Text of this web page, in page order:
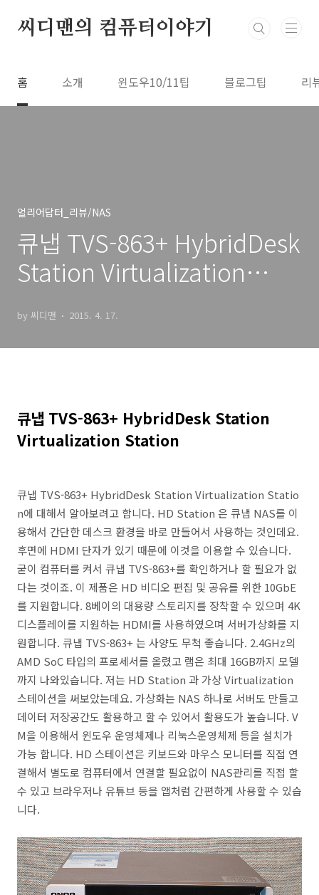
씨디맨의 컴퓨터이야기
홈 소개 윈도우10/11팁 블로그팁 리
얼리어답터_리뷰/NAS
큐냅 TVS-863+ HybridDesk
Station Virtualization
by 씨디맨 2015. 4. 17.
큐냅 TVS-863+ HybridDesk Station
Virtualization Station
큐냅 TVS-863+ HybridDesk Station Virtualization Statio
n에 대해서 알아보려고 합니다. HD Station 은 큐냅 NAS를 이
용해서 간단한 데스크 환경을 바로 만들어서 사용하는 것인데요.
후면에 HDMI 단자가 있기 때문에 이것을 이용할 수 있습니다.
굳이 컴퓨터를 켜서 큐냅 TVS-863+를 확인하거나 할 필요가 없
다는 것이죠. 이 제품은 HD 비디오 편집 및 공유를 위한 10GbE
를 지원합니다. 8베이의 대용량 스토리지를 장착할 수 있으며 4K
디스플레이를 지원하는 HDMI를 사용하였으며 서버가상화를 지
원합니다. 큐냅 TVS-863+ 는 사양도 무척 좋습니다. 2.4GHz의
AMD SoC 타입의 프로세서를 올렸고 램은 최대 16GB까지 모델
까지 나와있습니다. 저는 HD Station 과 가상 Virtualization
스테이션을 써보았는데요. 가상화는 NAS 하나로 서버도 만들고
데이터 저장공간도 활용하고 할 수 있어서 활용도가 높습니다. V
M을 이용해서 윈도우 운영체제나 리눅스운영체제 등을 설치가
가능 합니다. HD 스테이션은 키보드와 마우스 모니터를 직접 연
결해서 별도로 컴퓨터에서 연결할 필요없이 NAS관리를 직접 할
수 있고 브라우저나 유튜브 등을 앱처럼 간편하게 사용할 수 있습
니다.